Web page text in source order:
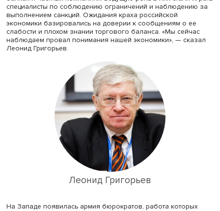
Рост инфляции начался в 2021 году и связан с
цен на энергоносители, увольнениями в США, а также
громадными бюджетными расходами на помощь
населению развитых стран во время пандемии.
инфляция окажется кратковременной, оказались
«Можно ли разделить влияние самого конфликта и
прежних тенденций на инфляцию, пока ответа нет,
это отчасти и политический вопрос», — сказала
По ее расчетам, события 2022 года добавили 1–2
пункта к инфляции в прошлом году и добавят еще 1
процентный пункт в 2023 году. Но дело не только в
абсолютных показателях. «Мир переходит в режим
инфляции, это другое равновесие, инфляция
более волатильной, а рост цен в разных отраслях
взаимосвязан», — считает Анастасия Подругина. В
прежних времен, увеличение цен в одном секторе
вызывает кумулятивный эффект. Финансовая
выходит на первый план, центральные банки пытаются
сохранить ее, мотивируя свои действия стремлением